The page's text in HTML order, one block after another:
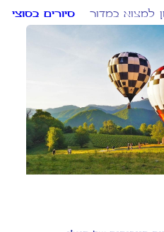
למצוא במדור סיורים בסוצי